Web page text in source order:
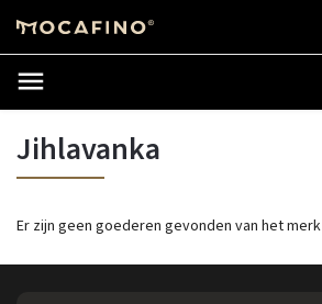
Jihlavanka
Er zijn geen goederen gevonden van het merk